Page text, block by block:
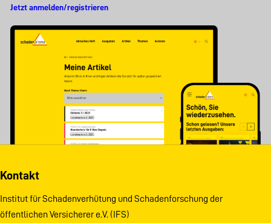
Jetzt anmelden/registrieren
Kontakt
Institut für Schadenverhütung und Schadenforschung der
öffentlichen Versicherer e.V. (IFS)